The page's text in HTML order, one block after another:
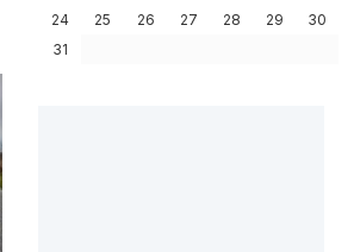
24
25 26 27 28 29
30
31